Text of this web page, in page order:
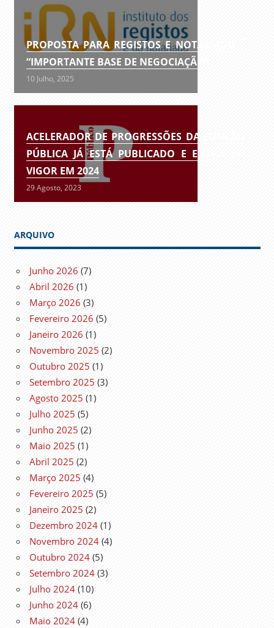
PROPOSTA PARA REGISTOS E NOTARIADO É
“IMPORTANTE BASE DE NEGOCIAÇÃO”
10 Julho, 2025
ACELERADOR DE PROGRESSÕES DA FUNÇÃO
PÚBLICA JÁ ESTÁ PUBLICADO E ENTRA EM
VIGOR EM 2024
29 Agosto, 2023
ARQUIVO
Junho 2026 (7)
Abril 2026 (1)
Março 2026 (3)
Fevereiro 2026 (5)
Janeiro 2026 (1)
Novembro 2025 (2)
Outubro 2025 (1)
Setembro 2025 (3)
Agosto 2025 (1)
Julho 2025 (5)
Junho 2025 (2)
Maio 2025 (1)
Abril 2025 (2)
Março 2025 (4)
Fevereiro 2025 (5)
Janeiro 2025 (2)
Dezembro 2024 (1)
Novembro 2024 (4)
Outubro 2024 (5)
Setembro 2024 (3)
Julho 2024 (10)
Junho 2024 (6)
Maio 2024 (4)